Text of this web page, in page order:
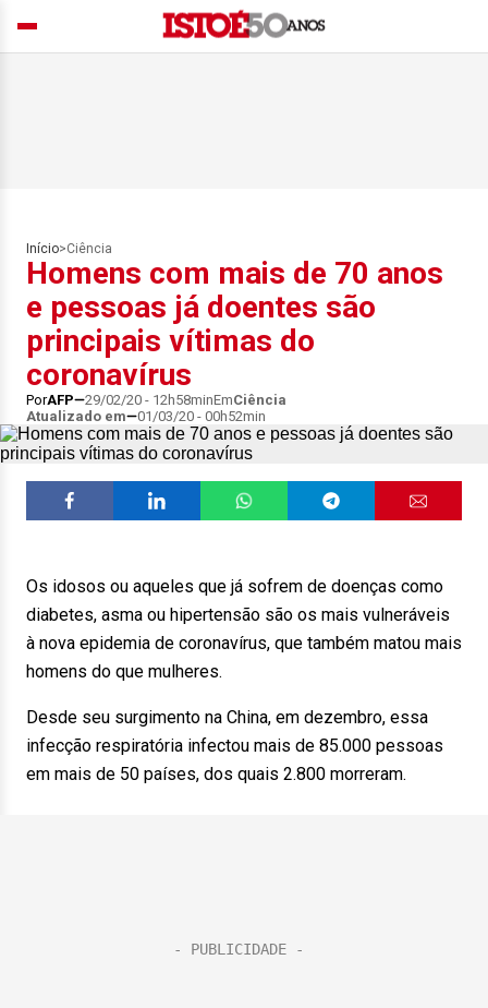
Início>Ciência
Homens com mais de 70 anos
e pessoas já doentes são
principais vítimas do
coronavírus
PorAFP 29/02/20 - 12h58minEmCiência
Atualizado em
01/03/20 - 00h52min
Os idosos ou aqueles que já sofrem de doenças como
diabetes, asma ou hipertensão são os mais vulneráveis
à nova epidemia de coronavírus, que também matou mais
homens do que mulheres.
Desde seu surgimento na China, em dezembro, essa
infecção respiratória infectou mais de 85.000 pessoas
em mais de 50 países, dos quais 2.800 morreram.